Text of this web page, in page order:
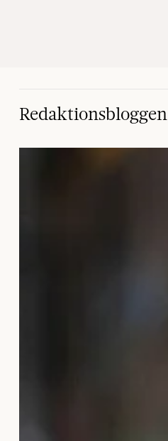
Redaktionsbloggen